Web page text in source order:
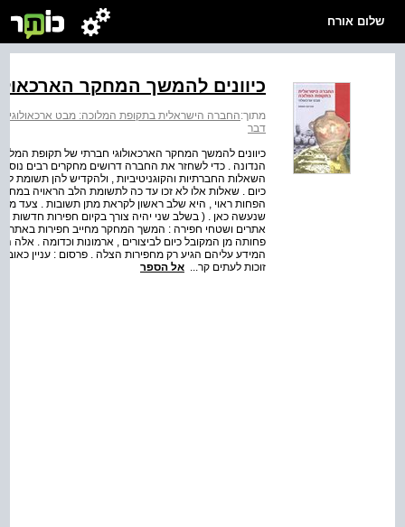
שלום אורח
כיוונים להמשך המחקר
מתוך:החברה הישראלית בתקופת המלוכה: מבט ארכאולוגי
דבר
כיוונים להמשך המחקר הארכאולוגי חברתי של תקופת
הנדונה . כדי לשחזר את החברה דרושים מחקרים רבים
השאלות החברתיות והקוגניטיביות , ולהקדיש להן תשומת
כיום . שאלות אלו לא זכו עד כה לתשומת הלב הראויה במחקר
הפחות ראוי , היא שלב ראשון לקראת מתן תשובות . צעד
שנעשה כאן . ( בשלב שני יהיה צורך בקיום חפירות חדשות
אתרים ושטחי חפירה : המשך המחקר מחייב חפירות באתרים
פחותה מן המקובל כיום לביצורים , ארמונות וכדומה . אלה
המידע עליהם הגיע רק מחפירות הצלה . פרסום : עניין כאוב
זוכות לעתים קר... אל הספר